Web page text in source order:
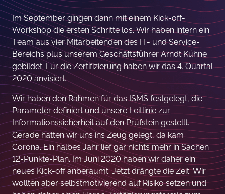
Im September gingen dann mit einem Kick-off-
Workshop die ersten Schritte los. Wir haben intern ein
Team aus vier Mitarbeitenden des IT- und Service-
Bereichs plus unserem Geschäftsführer Arndt Kühne
gebildet. Für die Zertifizierung haben wir das 4. Quartal
2020 anvisiert.
Wir haben den Rahmen für das ISMS festgelegt, die
Parameter definiert und unsere Leitlinie zur
Informationssicherheit auf den Prüfstein gestellt.
Gerade hatten wir uns ins Zeug gelegt, da kam
Corona. Ein halbes Jahr lief gar nichts mehr in Sachen
12-Punkte-Plan. Im Juni 2020 haben wir daher ein
neues Kick-off anberaumt. Jetzt drängte die Zeit. Wir
wollten aber selbstmotivierend auf Risiko setzen und